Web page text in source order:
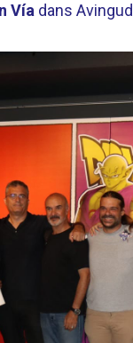
Vía dans